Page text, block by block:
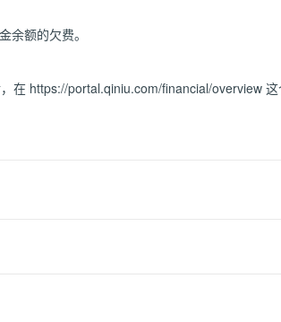
余额的欠费。
在 https://portal.qiniu.com/financial/overview